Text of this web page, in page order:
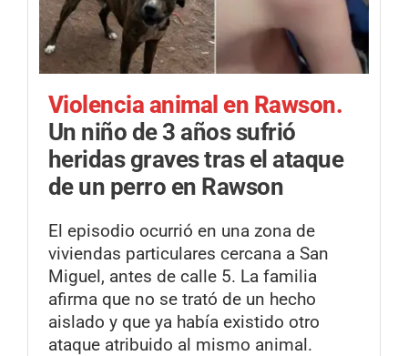
Violencia animal en Rawson.
Un niño de 3 años sufrió
heridas graves tras el ataque
de un perro en Rawson
El episodio ocurrió en una zona de
viviendas particulares cercana a San
Miguel, antes de calle 5. La familia
afirma que no se trató de un hecho
aislado y que ya había existido otro
ataque atribuido al mismo animal.